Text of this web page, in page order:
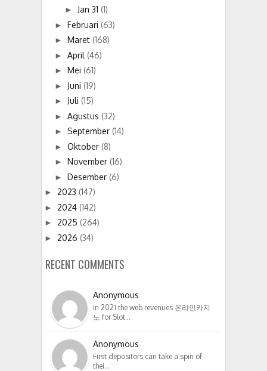
► Jan 31 (1)
► Februari (63)
► Maret (168)
► April (46)
► Mei (61)
► Juni (19)
► Juli (15)
► Agustus (32)
► September (14)
► Oktober (8)
► November (16)
► Desember (6)
► 2023 (147)
► 2024 (142)
► 2025 (264)
► 2026 (34)
RECENT COMMENTS
Anonymous
In 2021 the web revenues 온라인카지
노 for Slot…
Anonymous
First depositors can take a spin of
thei…